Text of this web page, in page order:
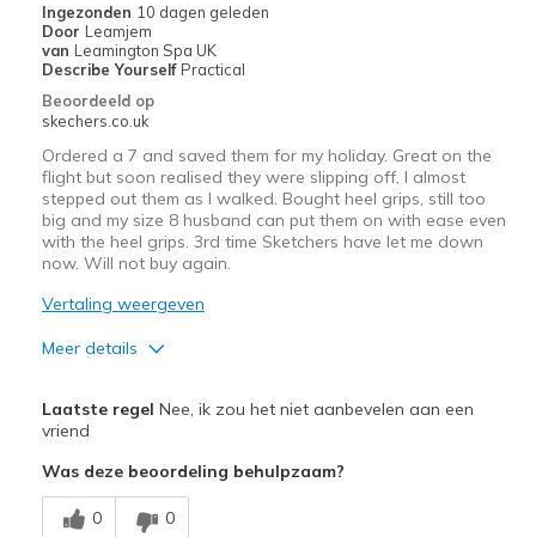
Ingezonden 10 dagen geleden
Door Leamjem
van Leamington Spa UK
Describe Yourself Practical
Beoordeeld op
skechers.co.uk
Ordered a 7 and saved them for my holiday. Great on the
flight but soon realised they were slipping off, I almost
stepped out them as I walked. Bought heel grips, still too
big and my size 8 husband can put them on with ease even
with the heel grips. 3rd time Sketchers have let me down
now. Will not buy again.
Vertaling weergeven
Meer details
Attractive Design
Stylish
Beste toepassingen
Laatste regel Nee, ik zou het niet aanbevelen aan een
vriend
Was deze beoordeling behulpzaam?
0 0